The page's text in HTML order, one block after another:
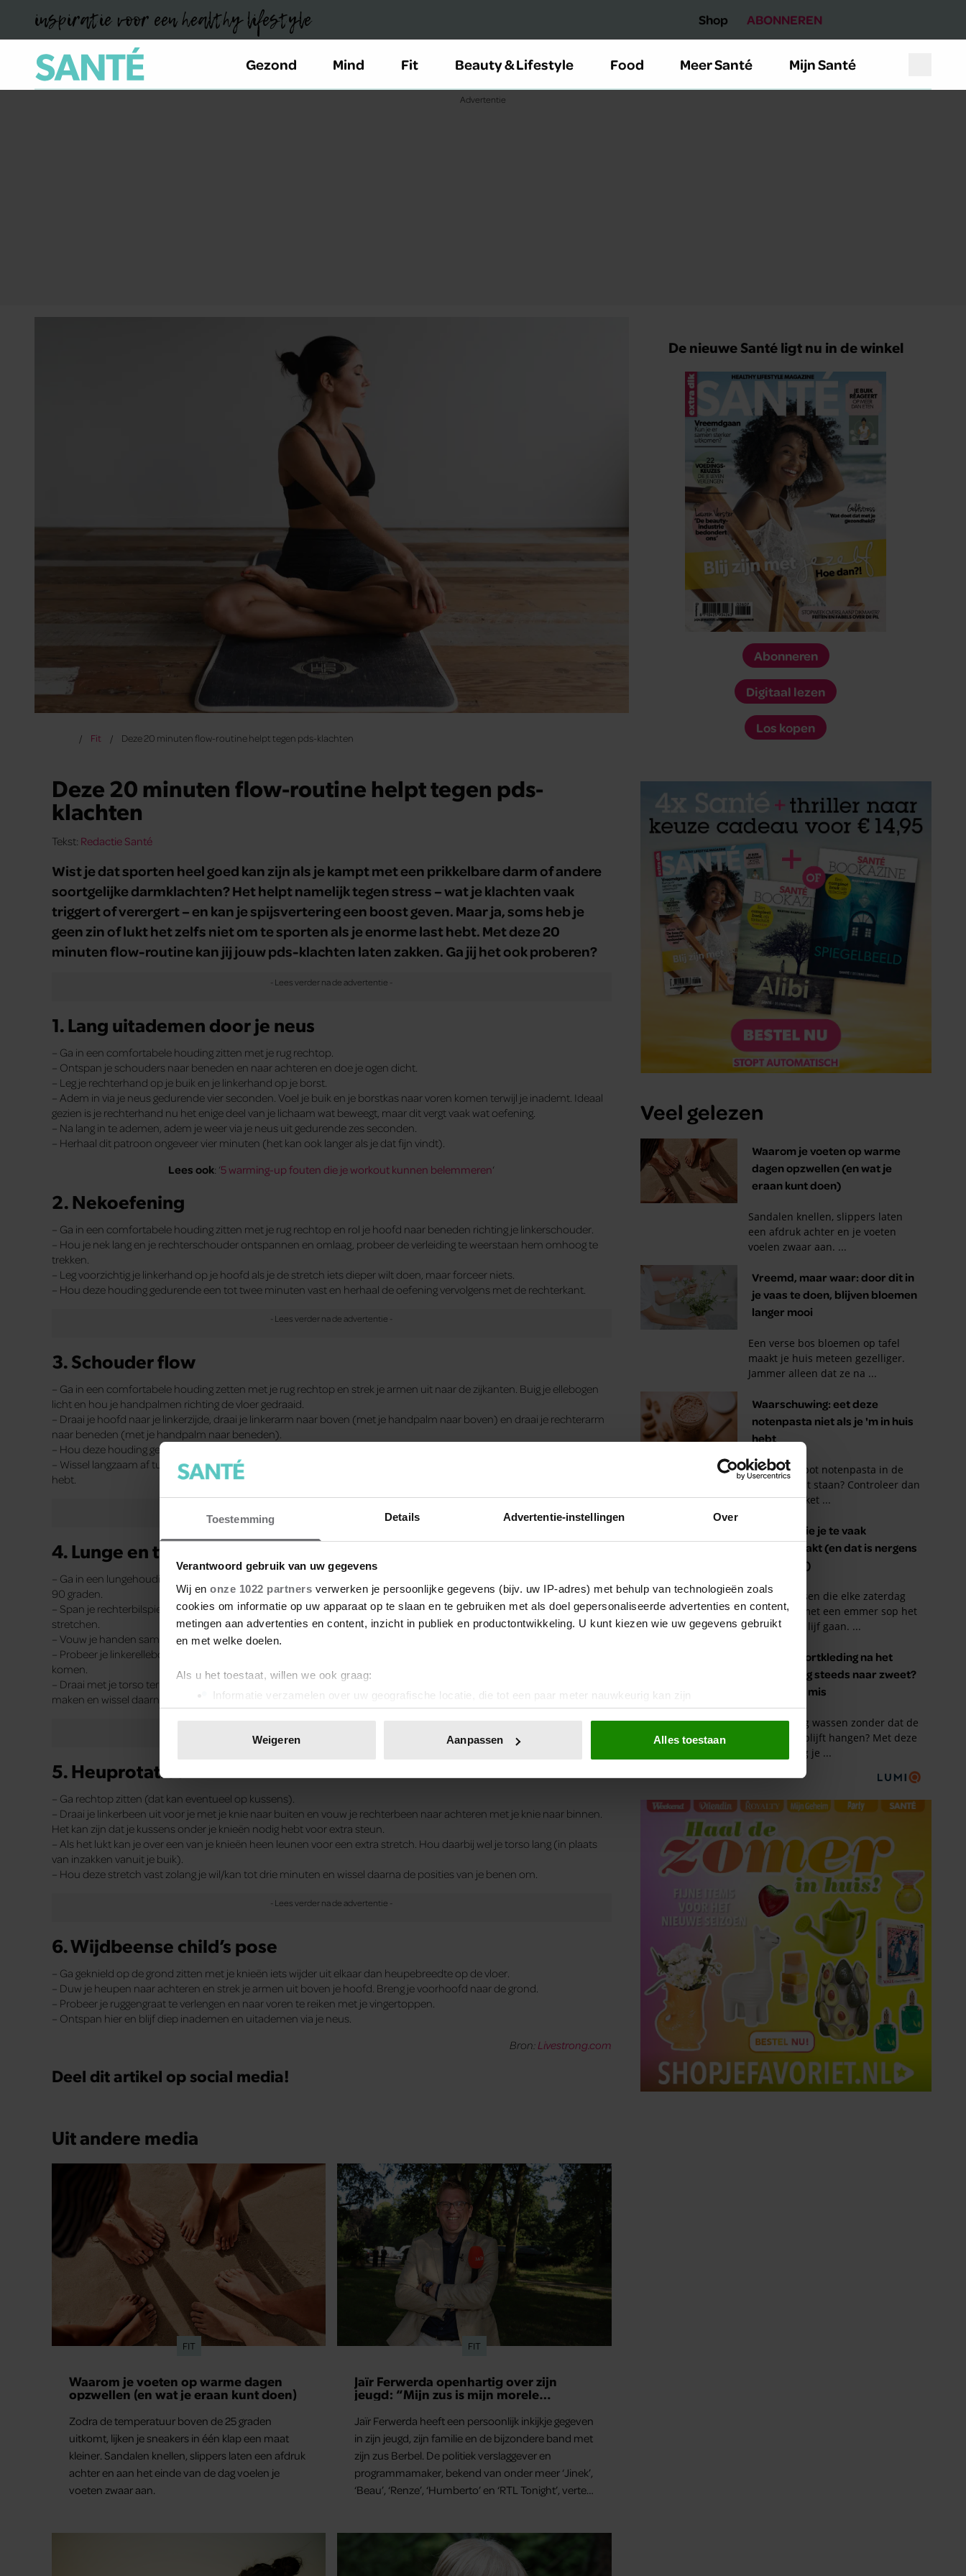
Toestemming Details Advertentie-instellingen Over
Verantwoord gebruik van uw gegevens
Wij en onze 1022 partners verwerken je persoonlijke gegevens (bijv. uw IP-adres) met behulp van technologieën zoals
cookies om informatie op uw apparaat op te slaan en te gebruiken met als doel gepersonaliseerde advertenties en content,
metingen aan advertenties en content, inzicht in publiek en productontwikkeling. U kunt kiezen wie uw gegevens gebruikt
en met welke doelen.
Als u het toestaat, willen we ook graag:
Informatie verzamelen over uw geografische locatie, die tot een paar meter nauwkeurig kan zijn
Uw apparaat identificeren door het actief te scannen op specifieke eigenschappen (fingerprinting)
toestemming op elk moment wijzigen of intrekken in de Cookieverklaring.
websiteverkeer te analyseren. Ook delen we informatie over uw gebruik van onze site met onze partners voor social
media, adverteren en analyse. Deze partners kunnen deze gegevens combineren met andere informatie die u aan ze heeft
verstrekt of die ze hebben verzameld op basis van uw gebruik van hun services. U gaat akkoord met onze cookies als u
onze website blijft gebruiken.
Weigeren Aanpassen Alles toestaan
inspiratie voor een healthy lifestyle Shop ABONNEREN
Gezond Mind Fit Beauty & Lifestyle Food Meer Santé Mijn Santé
Fit Deze 20 minuten flow-routine helpt tegen pds-klachten
Deze 20 minuten flow-routine helpt tegen pds-
klachten
Tekst: Redactie Santé
Wist je dat sporten heel goed kan zijn als je kampt met een prikkelbare darm of andere
soortgelijke darmklachten? Het helpt namelijk tegen stress – wat je klachten vaak
triggert of verergert – en kan je spijsvertering een boost geven. Maar ja, soms heb je
geen zin of lukt het zelfs niet om te sporten als je enorme last hebt. Met deze 20
minuten flow-routine kan jij jouw pds-klachten laten zakken. Ga jij het ook proberen?
1. Lang uitademen door je neus
– Ga in een comfortabele houding zitten met je rug rechtop.
– Ontspan je schouders naar beneden en naar achteren en doe je ogen dicht.
– Leg je rechterhand op je buik en je linkerhand op je borst.
– Adem in via je neus gedurende vier seconden. Voel je buik en je borstkas naar voren komen terwijl je inademt. Ideaal
gezien is je rechterhand nu het enige deel van je lichaam wat beweegt, maar dit vergt vaak wat oefening.
– Na lang in te ademen, adem je weer via je neus uit gedurende zes seconden.
– Herhaal dit patroon ongeveer vier minuten (het kan ook langer als je dat fijn vindt).
Lees ook: ‘5 warming-up fouten die je workout kunnen belemmeren‘
2. Nekoefening
– Ga in een comfortabele houding zitten met je rug rechtop en rol je hoofd naar beneden richting je linkerschouder.
– Hou je nek lang en je rechterschouder ontspannen en omlaag, probeer de verleiding te weerstaan hem omhoog te
trekken.
– Leg voorzichtig je linkerhand op je hoofd als je de stretch iets dieper wilt doen, maar forceer niets.
– Hou deze houding gedurende een tot twee minuten vast en herhaal de oefening vervolgens met de rechterkant.
3. Schouder flow
– Ga in een comfortabele houding zetten met je rug rechtop en strek je armen uit naar de zijkanten. Buig je ellebogen
licht en hou je handpalmen richting de vloer gedraaid.
– Draai je hoofd naar je linkerzijde, draai je linkerarm naar boven (met je handpalm naar boven) en draai je rechterarm
naar beneden (met je handpalm naar beneden).
– Hou deze houding gedurende een ademhaling vast en draai de beweging vervolgens de andere kant op.
– Wissel langzaam af tussen de twee kanten gedurende twee tot drie minuten en neem tussendoor de rust die je nodig
hebt.
4. Lunge en twist
– Ga in een lungehouding zitten met je linkerbeen voor en je rechterbeen achter je op de vloer, gebogen in hoeken van
90 graden.
– Span je rechterbilspier en je core licht aan en duw langzaam je heupen naar voren om je rechterheupspier te
stretchen.
– Vouw je handen samen en – als het comfortabel voelt – probeer je torso naar links te draaien.
– Probeer je linkerelleboog in je rug te zetten, waardoor je ook je torso licht buigt en draait, waardoor er spanning vrij kan
komen.
– Draai met je torso terug naar de beginhouding. Blijf de draaiende beweging ongeveer een tot twee minuten lang
maken en wissel daarna van kant.
5. Heuprotaties
– Ga rechtop zitten (dat kan eventueel op kussens).
– Draai je linkerbeen uit voor je met je knie naar buiten en vouw je rechterbeen naar achteren met je knie naar binnen.
Het kan zijn dat je kussens onder je knieën nodig hebt voor extra steun.
– Als het lukt kan je over een van je knieën heen leunen voor een extra stretch. Hou daarbij wel je torso lang (in plaats
van inzakken vanuit je buik).
– Hou deze stretch vast zolang je wil/kan tot drie minuten en wissel daarna de posities van je benen om.
6. Wijdbeense child’s pose
– Ga geknield op de grond zitten met je knieën iets wijder uit elkaar dan heupebreedte op de vloer.
– Duw je heupen naar achteren en strek je armen uit boven je hoofd. Breng je voorhoofd naar de grond.
– Probeer je ruggengraat te verlengen en naar voren te reiken met je vingertoppen.
– Ontspan hier en blijf diep inademen en uitademen via je neus.
Bron:Livestrong.com
Deel dit artikel op social media!
Uit andere media
FIT
Waarom je voeten op warme dagen
opzwellen (en wat je eraan kunt doen)
Zodra de temperatuur boven de 25 graden
uitkomt, lijken je sneakers in één klap een maat
kleiner. Sandalen knellen, slippers laten een afdruk
achter en aan het einde van de dag voelen je
voeten zwaar aan.
FIT
Jaïr Ferwerda openhartig over zijn
jeugd: “Mijn zus is mijn morele
Jaïr Ferwerda heeft een persoonlijk inkijkje gegeven
in zijn jeugd, zijn familie en de bijzondere band met
zijn zus Berbel. De politiek verslaggever en
programmamaker, bekend van onder meer ‘Jinek’,
‘Beau’, ‘Renze’, ‘Humberto’ en ‘RTL Tonight’, vertelt
De nieuwe Santé ligt nu in de winkel
Abonneren
Digitaal lezen
Los kopen